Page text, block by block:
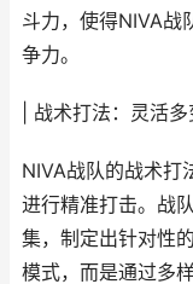
斗力，使得NIVA战
争力。
| 战术打法：灵活
NIVA战队的战术打
进行精准打击。战
集，制定出针对性
模式，而是通过多